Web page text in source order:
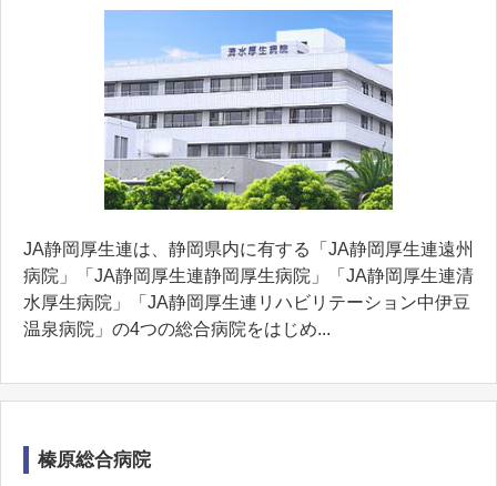
JA静岡厚生連は、静岡県内に有する「JA静岡厚生連遠州
病院」「JA静岡厚生連静岡厚生病院」「JA静岡厚生連清
水厚生病院」「JA静岡厚生連リハビリテーション中伊豆
温泉病院」の4つの総合病院をはじめ...
榛原総合病院